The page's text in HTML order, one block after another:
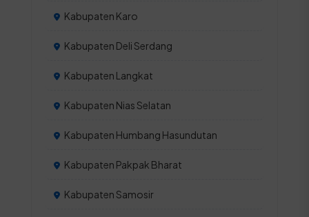
Kabupaten Karo
Kabupaten Deli Serdang
Kabupaten Langkat
Kabupaten Nias Selatan
Kabupaten Humbang Hasundutan
Kabupaten Pakpak Bharat
Kabupaten Samosir